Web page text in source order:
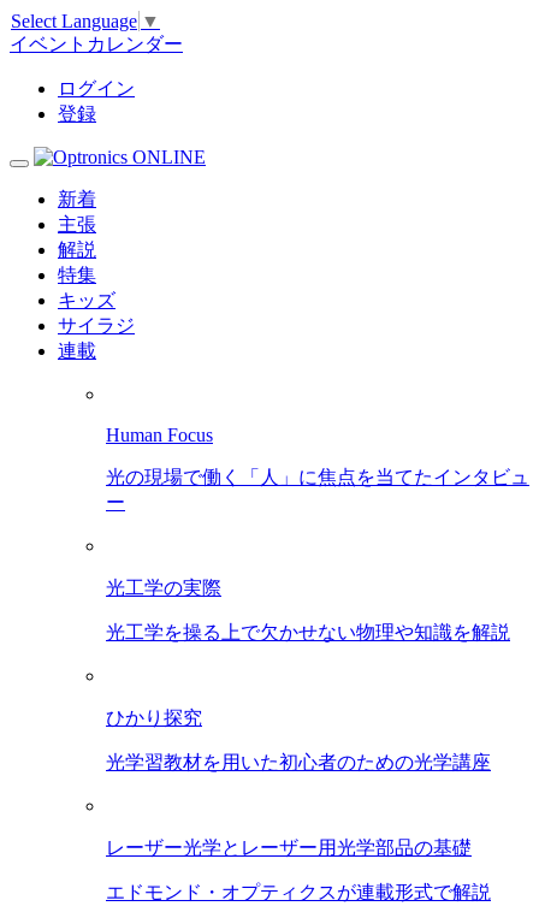
Select Language ▼
イベントカレンダー
ログイン
登録
新着
主張
解説
特集
キッズ
サイラジ
連載
Human Focus
光の現場で働く「人」に焦点を当てたインタビュ
ー
光工学の実際
光工学を操る上で欠かせない物理や知識を解説
ひかり探究
光学習教材を用いた初心者のための光学講座
レーザー光学とレーザー用光学部品の基礎
エドモンド・オプティクスが連載形式で解説